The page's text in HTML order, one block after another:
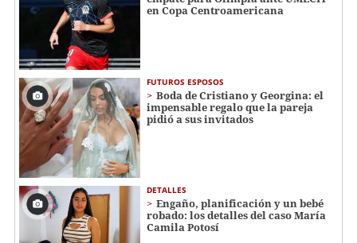
en Copa Centroamericana
FUTUROS ESPOSOS
Boda de Cristiano y Georgina: el
impensable regalo que la pareja
pidió a sus invitados
DETALLES
Engaño, planificación y un bebé
robado: los detalles del caso María
Camila Potosí